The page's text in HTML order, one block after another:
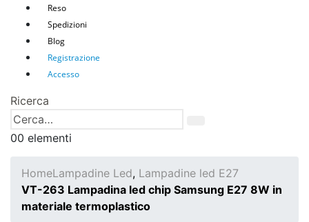
Reso
Spedizioni
Blog
Registrazione
Accesso
Ricerca
00 elementi
HomeLampadine Led, Lampadine led E27
VT-263 Lampadina led chip Samsung E27 8W in
materiale termoplastico